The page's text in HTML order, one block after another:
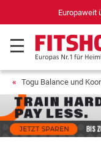
für
Togu Balance und